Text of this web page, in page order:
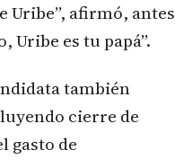
Uribe”, afirmó, antes
Uribe es tu papá”.
también
cierre de
gasto de